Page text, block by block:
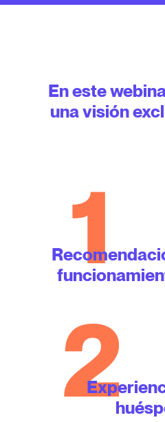
En este
una visión
1
2